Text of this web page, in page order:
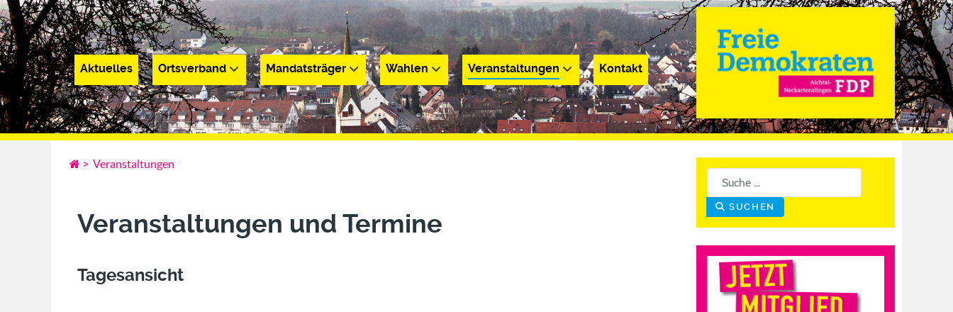
Aktuelles Ortsverband Mandatsträger Wahlen Veranstaltungen Kontakt
Aktuelles Ortsverband Mandatsträger Wahlen Veranstaltungen Kontakt
> Veranstaltungen
Veranstaltungen und Termine
Tagesansicht
SUCHEN